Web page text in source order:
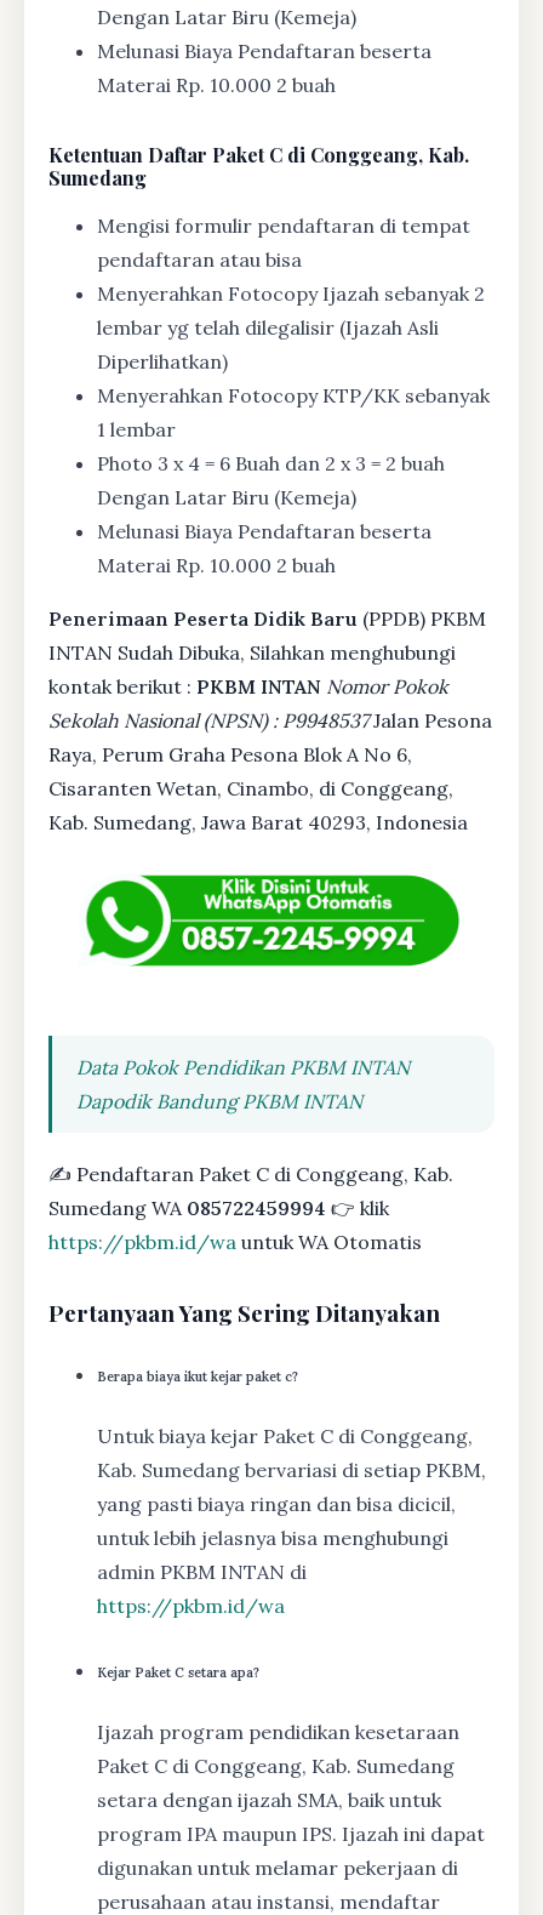
Dengan Latar Biru (Kemeja)
Melunasi Biaya Pendaftaran beserta
Materai Rp. 10.000 2 buah
Ketentuan Daftar Paket C di Conggeang, Kab.
Sumedang
Mengisi formulir pendaftaran di tempat
pendaftaran atau bisa
Menyerahkan Fotocopy Ijazah sebanyak 2
lembar yg telah dilegalisir (Ijazah Asli
Diperlihatkan)
Menyerahkan Fotocopy KTP/KK sebanyak
1 lembar
Photo 3 x 4 = 6 Buah dan 2 x 3 = 2 buah
Dengan Latar Biru (Kemeja)
Melunasi Biaya Pendaftaran beserta
Materai Rp. 10.000 2 buah
Penerimaan Peserta Didik Baru (PPDB) PKBM
INTAN Sudah Dibuka, Silahkan menghubungi
kontak berikut : PKBM INTAN Nomor Pokok
Sekolah Nasional (NPSN) : P9948537Jalan Pesona
Raya, Perum Graha Pesona Blok A No 6,
Cisaranten Wetan, Cinambo, di Conggeang,
Kab. Sumedang, Jawa Barat 40293, Indonesia
Data Pokok Pendidikan PKBM INTAN
Dapodik Bandung PKBM INTAN
✍ Pendaftaran Paket C di Conggeang, Kab.
Sumedang WA 085722459994 👉 klik
https://pkbm.id/wa untuk WA Otomatis
Pertanyaan Yang Sering Ditanyakan
Berapa biaya ikut kejar paket c?
Untuk biaya kejar Paket C di Conggeang,
Kab. Sumedang bervariasi di setiap PKBM,
yang pasti biaya ringan dan bisa dicicil,
untuk lebih jelasnya bisa menghubungi
admin PKBM INTAN di
https://pkbm.id/wa
Kejar Paket C setara apa?
Ijazah program pendidikan kesetaraan
Paket C di Conggeang, Kab. Sumedang
setara dengan ijazah SMA, baik untuk
program IPA maupun IPS. Ijazah ini dapat
digunakan untuk melamar pekerjaan di
perusahaan atau instansi, mendaftar